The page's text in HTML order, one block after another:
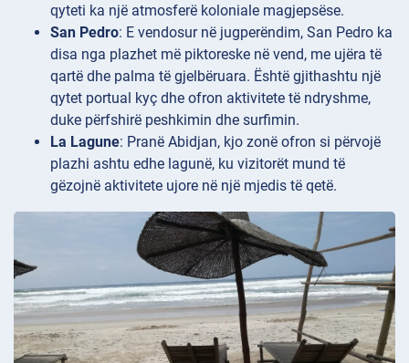
qyteti ka një atmosferë koloniale magjepsëse.
San Pedro: E vendosur në jugperëndim, San Pedro ka
disa nga plazhet më piktoreske në vend, me ujëra të
qartë dhe palma të gjelbëruara. Është gjithashtu një
qytet portual kyç dhe ofron aktivitete të ndryshme,
duke përfshirë peshkimin dhe surfimin.
La Lagune: Pranë Abidjan, kjo zonë ofron si përvojë
plazhi ashtu edhe lagunë, ku vizitorët mund të
gëzojnë aktivitete ujore në një mjedis të qetë.